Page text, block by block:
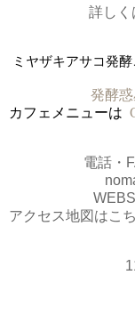
詳しく
ミヤザキアサコ発
発酵
カフェメニューは
電話・
アクセス地図はこ